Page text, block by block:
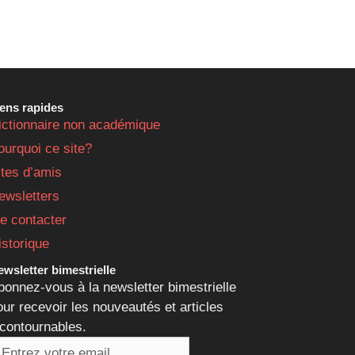
rapides
non académique
ce site?
d’amis
contacter
bimestrielle
vous à la newsletter bimestrielle
recevoir les nouveautés et articles